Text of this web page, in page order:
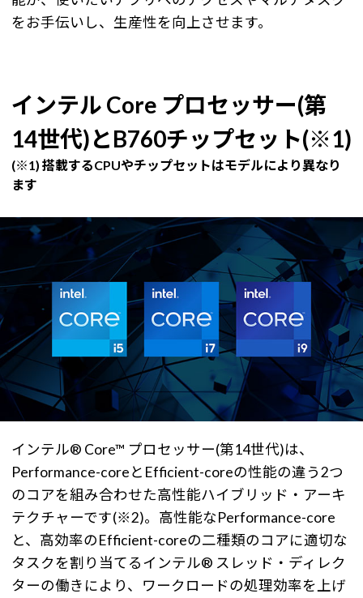
をお手伝いし、生産性を向上させます。
インテル Core プロセッサー(第
14世代)とB760チップセット(※1)
(※1) 搭載するCPUやチップセットはモデルにより異なり
ます
インテル® Core™ プロセッサー(第14世代)は、
Performance-coreとEfficient-coreの性能の違う2つ
のコアを組み合わせた高性能ハイブリッド・アーキ
テクチャーです(※2)。高性能なPerformance-core
と、高効率のEfficient-coreの二種類のコアに適切な
タスクを割り当てるインテル® スレッド・ディレク
ターの働きにより、ワークロードの処理効率を上げ